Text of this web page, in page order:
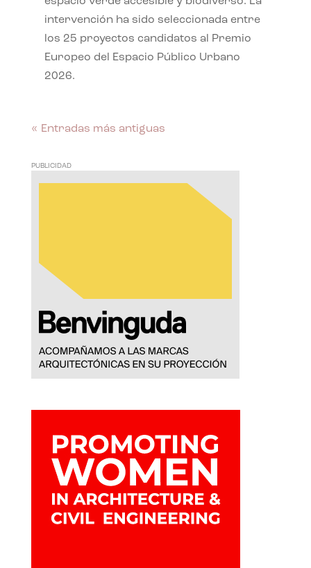
intervención ha sido seleccionada entre
los 25 proyectos candidatos al Premio
Europeo del Espacio Público Urbano
2026.
« Entradas más antiguas
PUBLICIDAD